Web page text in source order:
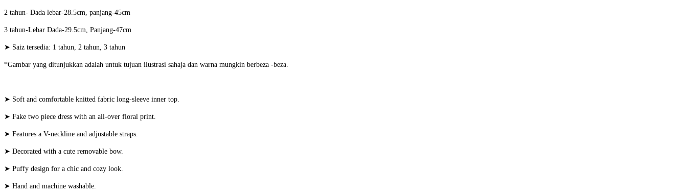
2 tahun- Dada lebar-28.5cm, panjang-45cm
3 tahun-Lebar Dada-29.5cm, Panjang-47cm
➤ Saiz tersedia: 1 tahun, 2 tahun, 3 tahun
*Gambar yang ditunjukkan adalah untuk tujuan ilustrasi sahaja dan warna mungkin berbeza -beza.
➤ Soft and comfortable knitted fabric long-sleeve inner top.
➤ Fake two piece dress with an all-over floral print.
➤ Features a V-neckline and adjustable straps.
➤ Decorated with a cute removable bow.
➤ Puffy design for a chic and cozy look.
➤ Hand and machine washable.